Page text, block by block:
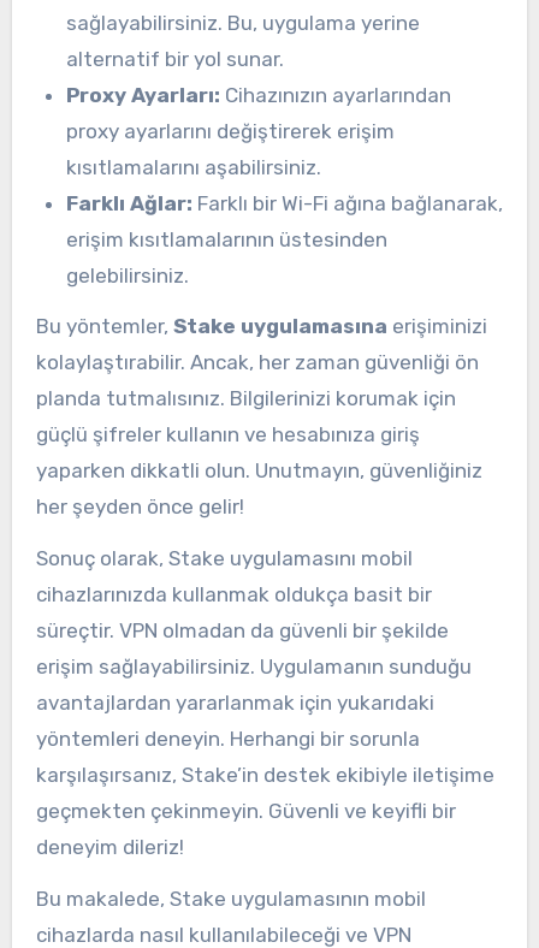
sağlayabilirsiniz. Bu, uygulama yerine
alternatif bir yol sunar.
Proxy Ayarları: Cihazınızın ayarlarından
proxy ayarlarını değiştirerek erişim
kısıtlamalarını aşabilirsiniz.
Farklı Ağlar: Farklı bir Wi-Fi ağına bağlanarak,
erişim kısıtlamalarının üstesinden
gelebilirsiniz.
Bu yöntemler, Stake uygulamasına erişiminizi
kolaylaştırabilir. Ancak, her zaman güvenliği ön
planda tutmalısınız. Bilgilerinizi korumak için
güçlü şifreler kullanın ve hesabınıza giriş
yaparken dikkatli olun. Unutmayın, güvenliğiniz
her şeyden önce gelir!
Sonuç olarak, Stake uygulamasını mobil
cihazlarınızda kullanmak oldukça basit bir
süreçtir. VPN olmadan da güvenli bir şekilde
erişim sağlayabilirsiniz. Uygulamanın sunduğu
avantajlardan yararlanmak için yukarıdaki
yöntemleri deneyin. Herhangi bir sorunla
karşılaşırsanız, Stake’in destek ekibiyle iletişime
geçmekten çekinmeyin. Güvenli ve keyifli bir
deneyim dileriz!
Bu makalede, Stake uygulamasının mobil
cihazlarda nasıl kullanılabileceği ve VPN